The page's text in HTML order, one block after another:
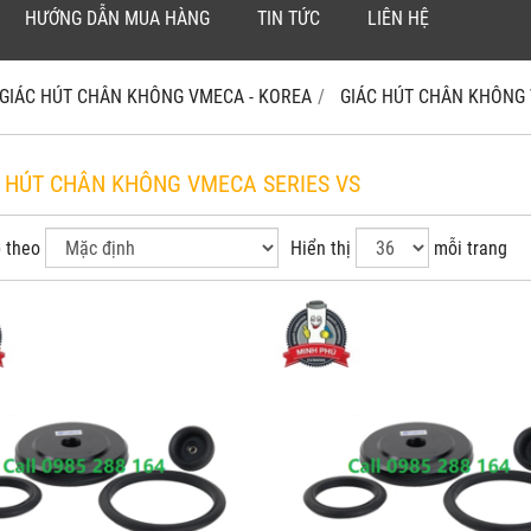
HƯỚNG DẪN MUA HÀNG TIN TỨC LIÊN HỆ
GIÁC HÚT CHÂN KHÔNG VMECA - KOREA GIÁC HÚT CHÂN KHÔNG
CHÂN KHÔNG VMECA SERIES VS
theo Hiển thị mỗi trang